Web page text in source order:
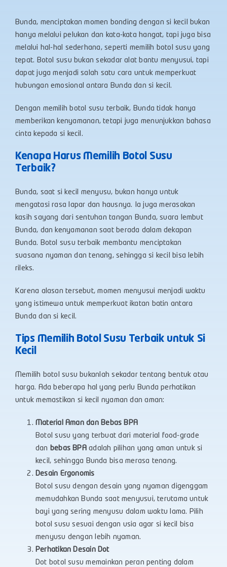
Bunda, menciptakan momen bonding dengan si kecil bukan
hanya melalui pelukan dan kata-kata hangat, tapi juga bisa
melalui hal-hal sederhana, seperti memilih botol susu yang
tepat. Botol susu bukan sekadar alat bantu menyusui, tapi
dapat juga menjadi salah satu cara untuk memperkuat
hubungan emosional antara Bunda dan si kecil.
Dengan memilih botol susu terbaik, Bunda tidak hanya
memberikan kenyamanan, tetapi juga menunjukkan bahasa
cinta kepada si kecil.
Kenapa Harus Memilih Botol Susu
Terbaik?
Bunda, saat si kecil menyusu, bukan hanya untuk
mengatasi rasa lapar dan hausnya. Ia juga merasakan
kasih sayang dari sentuhan tangan Bunda, suara lembut
Bunda, dan kenyamanan saat berada dalam dekapan
Bunda. Botol susu terbaik membantu menciptakan
suasana nyaman dan tenang, sehingga si kecil bisa lebih
rileks.
Karena alasan tersebut, momen menyusui menjadi waktu
yang istimewa untuk memperkuat ikatan batin antara
Bunda dan si kecil.
Tips Memilih Botol Susu Terbaik untuk Si
Kecil
Memilih botol susu bukanlah sekadar tentang bentuk atau
harga. Ada beberapa hal yang perlu Bunda perhatikan
untuk memastikan si kecil nyaman dan aman:
Material Aman dan Bebas BPA
Botol susu yang terbuat dari material food-grade
dan bebas BPAadalah pilihan yang aman untuk si
kecil, sehingga Bunda bisa merasa tenang.
Desain Ergonomis
Botol susu dengan desain yang nyaman digenggam
memudahkan Bunda saat menyusui, terutama untuk
bayi yang sering menyusu dalam waktu lama. Pilih
botol susu sesuai dengan usia agar si kecil bisa
menyusu dengan lebih nyaman.
Perhatikan Desain Dot
Dot botol susu memainkan peran penting dalam